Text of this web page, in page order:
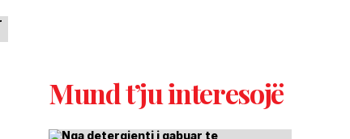
Mund t’ju interesojë